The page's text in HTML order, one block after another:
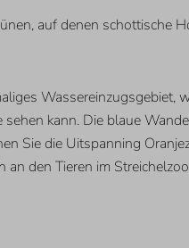
auf denen schottische
Wassereinzugsgebiet,
kann. Die blaue
Sie die Uitspanning
den Tieren im